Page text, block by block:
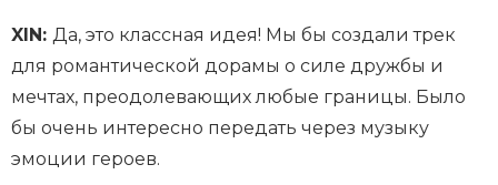
XIN: Да, это классная идея! Мы бы создали трек
для романтической дорамы о силе дружбы и
мечтах, преодолевающих любые границы. Было
бы очень интересно передать через музыку
эмоции героев.